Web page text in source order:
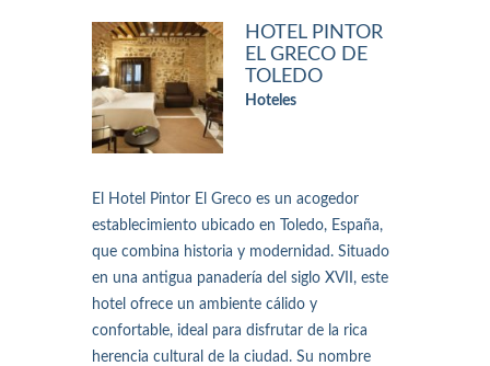
HOTEL PINTOR
EL GRECO DE
TOLEDO
Hoteles
El Hotel Pintor El Greco es un acogedor
establecimiento ubicado en Toledo, España,
que combina historia y modernidad. Situado
en una antigua panadería del siglo XVII, este
hotel ofrece un ambiente cálido y
confortable, ideal para disfrutar de la rica
herencia cultural de la ciudad. Su nombre